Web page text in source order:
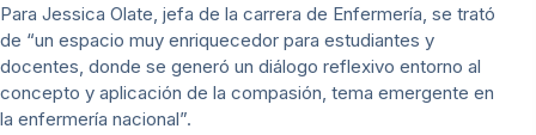
Para Jessica Olate, jefa de la carrera de Enfermería, se trató
de “un espacio muy enriquecedor para estudiantes y
docentes, donde se generó un diálogo reflexivo entorno al
concepto y aplicación de la compasión, tema emergente en
la enfermería nacional”.